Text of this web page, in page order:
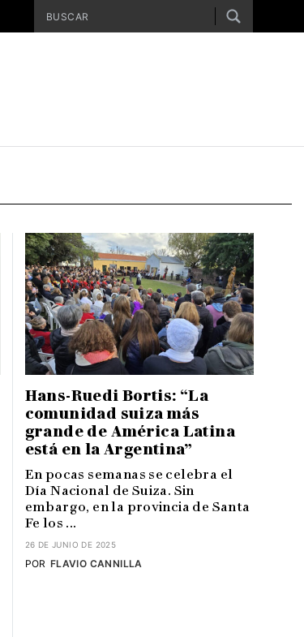
Hans-Ruedi Bortis: “La
comunidad suiza más
grande de América Latina
está en la Argentina”
En pocas semanas se celebra el
Día Nacional de Suiza. Sin
embargo, en la provincia de Santa
Fe los ...
26 DE JUNIO DE 2025
FLAVIO CANNILLA
POR